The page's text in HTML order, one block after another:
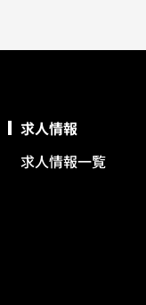
求人情報
求人情報一覧